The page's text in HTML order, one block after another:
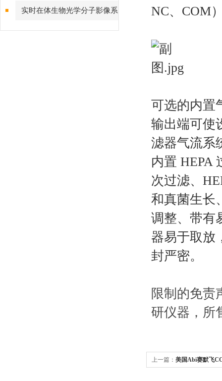
实时在体生物光学分子影像系
统
NC、COM
可选的内置
输出端可使
滤器气流系
内置 HEPA
次过滤、
和真菌生长
调整、带有
器易于取放
封严密。
限制的免责
研仪器，所
上一篇： 美国Abi赛默飞